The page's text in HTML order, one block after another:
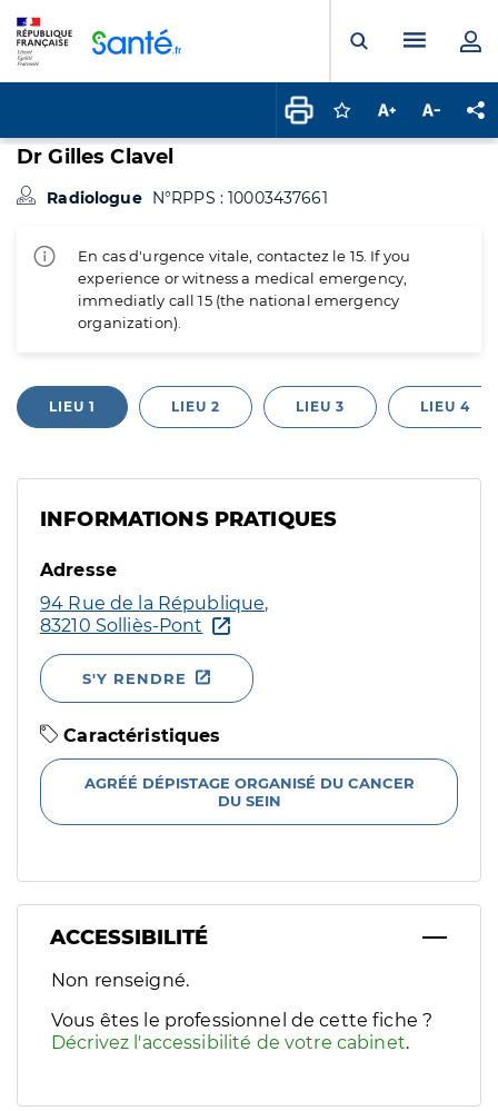
Ouvrir laMenu
Connectez-vous
Augmenter la
Dr Gilles Clavel
Radiologue N°RPPS : 10003437661
En cas d'urgence vitale, contactez le 15. If you
experience or witness a medical emergency,
immediatly call 15 (the national emergency
organization).
LIEU 1 LIEU 2 LIEU 3 LIEU 4
INFORMATIONS PRATIQUES
Adresse
94 Rue de la République,
83210 Solliès-Pont
S'Y RENDRE
Caractéristiques
AGRÉÉ DÉPISTAGE ORGANISÉ DU CANCER
DU SEIN
ACCESSIBILITÉ
Filtres
Sélectionnez un ou plusieurs handicaps/besoins
Non renseigné.
Vous êtes le professionnel de cette fiche ?
Décrivez l'accessibilité de votre cabinet.